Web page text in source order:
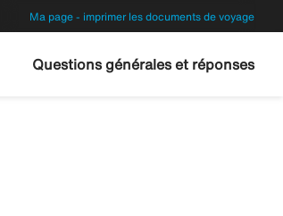
Ma page - imprimer les documents de voyage
Questions générales et réponses